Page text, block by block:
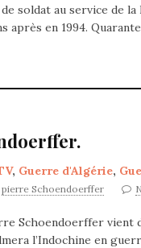
soldat au service de
après en 1994.
, Guerre d'Algérie,
pierre Schoendoerffer
Schoendoerffer vient
l’Indochine en